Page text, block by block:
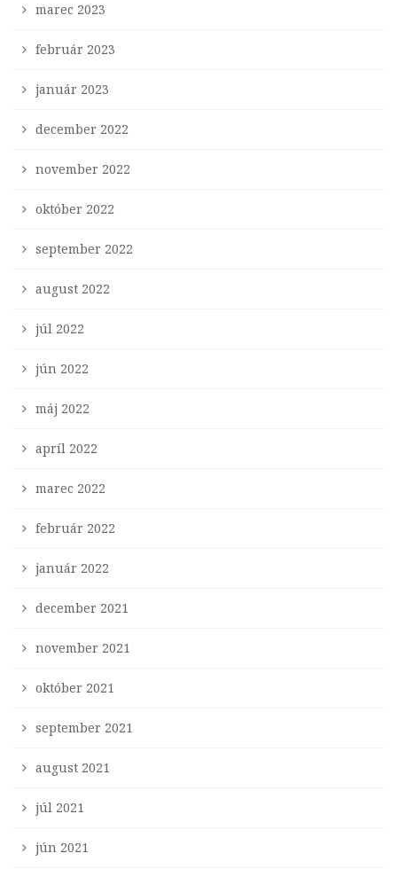
marec 2023
február 2023
január 2023
december 2022
november 2022
október 2022
september 2022
august 2022
júl 2022
jún 2022
máj 2022
apríl 2022
marec 2022
február 2022
január 2022
december 2021
november 2021
október 2021
september 2021
august 2021
júl 2021
jún 2021